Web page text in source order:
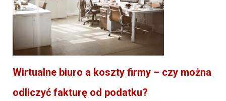
Wirtualne biuro a koszty firmy – czy można
odliczyć fakturę od podatku?